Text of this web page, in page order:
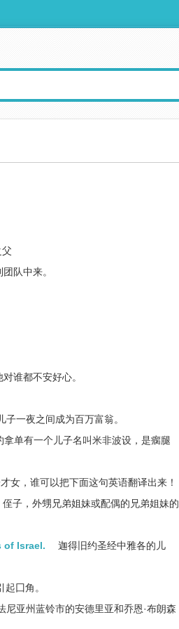
队中来。
谁都不安好心。
子一夜之间成为百万富翁。
拿单有一个儿子名叫米非波设，是瘸腿
女，谁可以把下面这句英语翻译出来！
侄子，外甥兄弟姐妹或配偶的兄弟姐妹的
of Israel.
迦得旧约圣经中雅各的儿
囗角。
尼亚州蓝铃市的安德里亚和乔恩·布朗森